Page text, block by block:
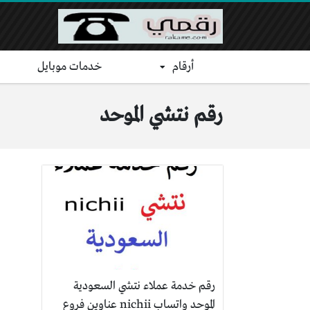
أرقام خدمات موبايل
رقم نتشي الموحد
رقم خدمة عملاء نتشي السعودية
الموحد واتساب nichii عناوين فروع